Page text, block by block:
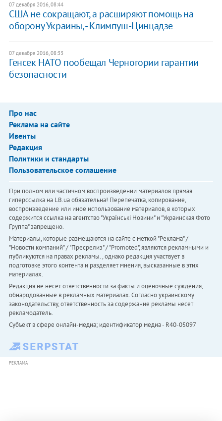
07 декабря 2016, 08:44
США не сокращают, а расширяют помощь на
оборону Украины, - Климпуш-Цинцадзе
07 декабря 2016, 08:33
Генсек НАТО пообещал Черногории гарантии
безопасности
Про нас
Реклама на сайте
Ивенты
Редакция
Политики и стандарты
Пользовательское соглашение
При полном или частичном воспроизведении материалов прямая
гиперссылка на LB.ua обязательна! Перепечатка, копирование,
воспроизведение или иное использование материалов, в которых
содержится ссылка на агентство "Українськi Новини" и "Украинская Фото
Группа" запрещено.
Материалы, которые размещаются на сайте с меткой "Реклама" /
"Новости компаний" / "Пресрелиз" / "Promoted", являются рекламными и
публикуются на правах рекламы. , однако редакция участвует в
подготовке этого контента и разделяет мнения, высказанные в этих
материалах.
Редакция не несет ответственности за факты и оценочные суждения,
обнародованные в рекламных материалах. Согласно украинскому
законодательству, ответственность за содержание рекламы несет
рекламодатель.
Субъект в сфере онлайн-медиа; идентификатор медиа - R40-05097
РЕКЛАМА